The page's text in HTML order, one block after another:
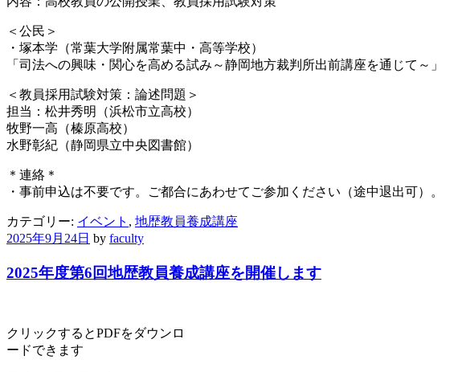
＜公民＞
・塚本学（常葉大学附属常葉中・高等学校）
「司法への興味・関心を高める試み～静岡地方裁判所出前講座を通じて～」
＜教員採用試験対策：論述問題＞
担当：松井秀明（浜松市立高校）
牧野一高（榛原高校）
水野彰紀（静岡県立中央図書館）
＊連絡＊
・事前申込は不要です。ご都合にあわせてご参加ください（途中退出可）。
カテゴリー: イベント , 地歴教員養成講座
2025年9月24日 by faculty
2025年度第6回地歴教員養成講座を開催します
クリックするとPDFをダウンロ
ードできます